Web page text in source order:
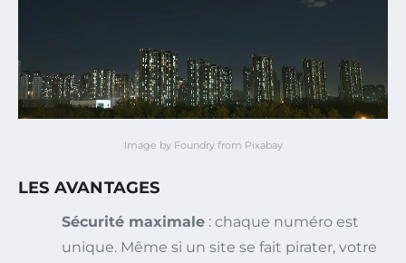
Image by Foundry from Pixabay
LES AVANTAGES
Sécurité maximale : chaque numéro est
unique. Même si un site se fait pirater, votre